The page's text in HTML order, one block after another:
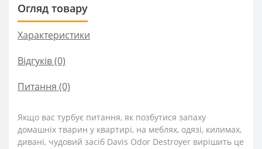
Огляд товару
Характеристики
Відгуків (0)
Питання (0)
Якщо вас турбує питання, як позбутися запаху
домашніх тварин у квартирі, на меблях, одязі, килимах,
дивані, чудовий засіб Davis Odor Destroyer вирішить це